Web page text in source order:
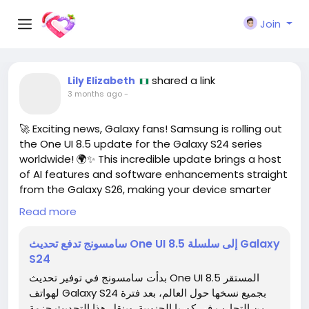
Join
Lily Elizabeth shared a link
3 months ago-
🚀 Exciting news, Galaxy fans! Samsung is rolling out
the One UI 8.5 update for the Galaxy S24 series
worldwide! 🌍✨ This incredible update brings a host
of AI features and software enhancements straight
from the Galaxy S26, making your device smarter
and more efficient than ever! 💪
you own a Galaxy S24, make sure to grab this
update ASAP for an even more enhanced
smartphone experience! Just think about all the
practical ways these new features can elevate your
Read more
سامسونج تدفع تحديث One UI 8.5 إلى سلسلة Galaxy
S24
بدأت سامسونج في توفير تحديث One UI 8.5 المستقر
لهواتف Galaxy S24 بجميع نسخها حول العالم، بعد فترة